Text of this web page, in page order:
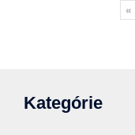
«
Kategórie